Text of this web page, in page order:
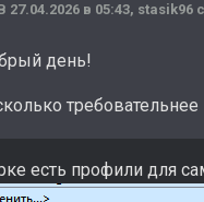
27.04.2026 в 05:43, stasik96
день!
есть профили для